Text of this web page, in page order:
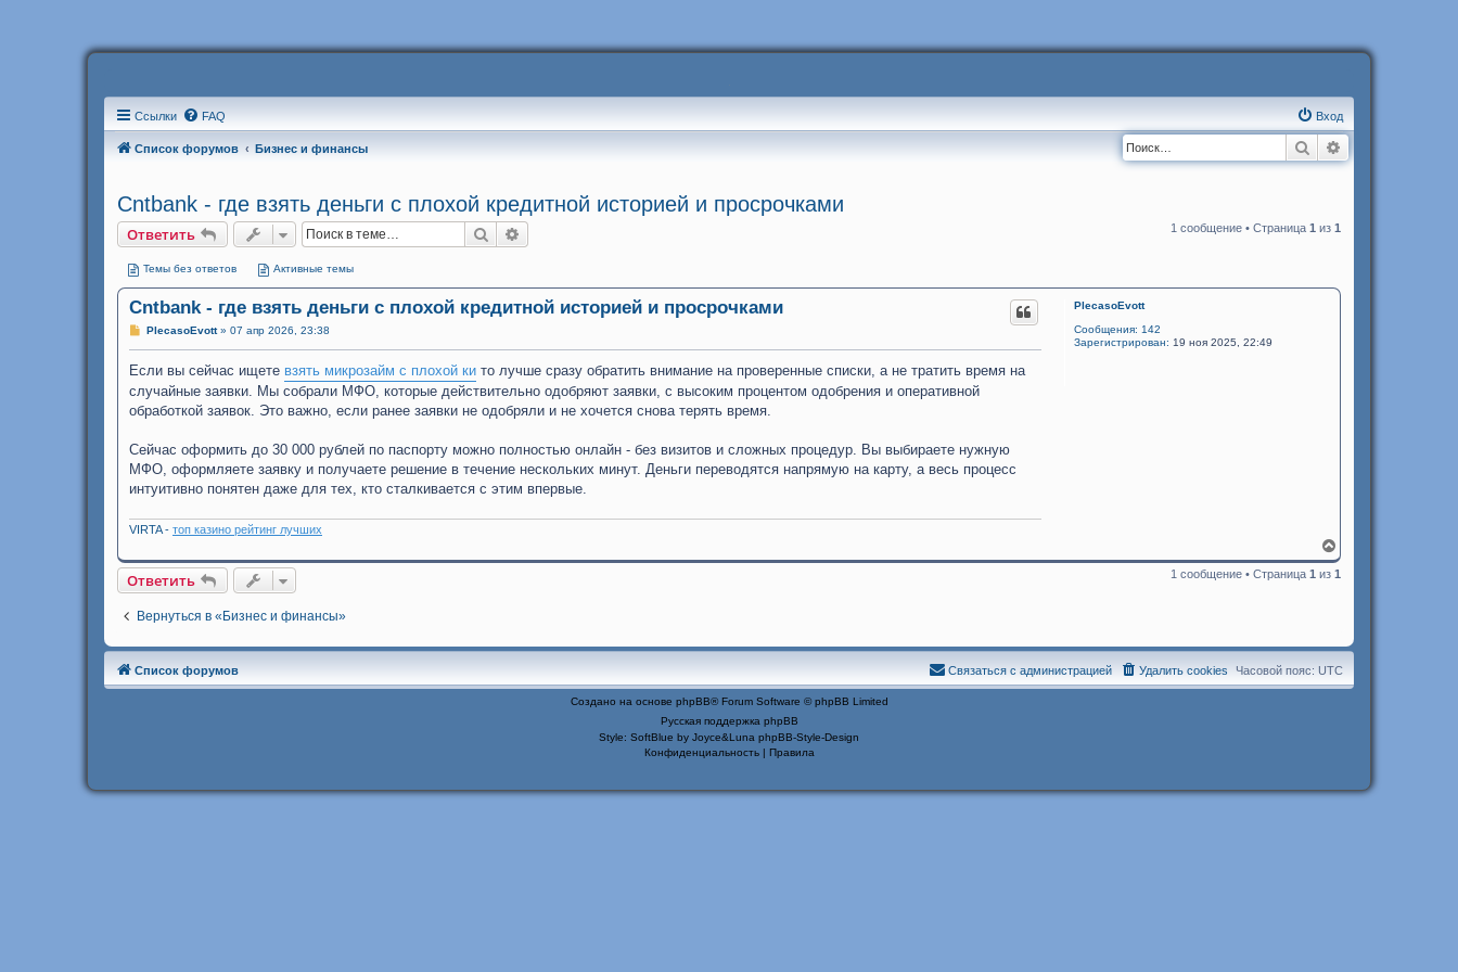
Ссылки FAQ Вход
Список форумов Бизнес и финансы Поиск
Cntbank - где взять деньги с плохой кредитной историей и просрочками
Ответить Поиск 1 сообщение • Страница 1 из 1
Темы без ответов Активные темы
PlecasoEvott
Сообщения: 142
Зарегистрирован: 19 ноя 2025, 22:49
Cntbank - где взять деньги с плохой кредитной историей и просрочками
С
б
е
н
и
PlecasoEvott» 07 апр 2026, 23:38
Если вы сейчас ищете взять микрозайм с плохой ки то лучше сразу обратить внимание на проверенные списки, а не тратить время на
случайные заявки. Мы собрали МФО, которые действительно одобряют заявки, с высоким процентом одобрения и оперативной
обработкой заявок. Это важно, если ранее заявки не одобряли и не хочется снова терять время.
Сейчас оформить до 30 000 рублей по паспорту можно полностью онлайн - без визитов и сложных процедур. Вы выбираете нужную
МФО, оформляете заявку и получаете решение в течение нескольких минут. Деньги переводятся напрямую на карту, а весь процесс
интуитивно понятен даже для тех, кто сталкивается с этим впервые.
VIRTA - топ казино рейтинг лучших
е
р
с
я
Ответить 1 сообщение • Страница 1 из 1
Вернуться в «Бизнес и финансы»
Список форумов Часовой пояс: UTC
Удалить cookies
Связаться с администрацией
Создано на основе phpBB® Forum Software © phpBB Limited
Русская поддержка phpBB
Style: SoftBlue by Joyce&Luna phpBB-Style-Design
Конфиденциальность| Правила